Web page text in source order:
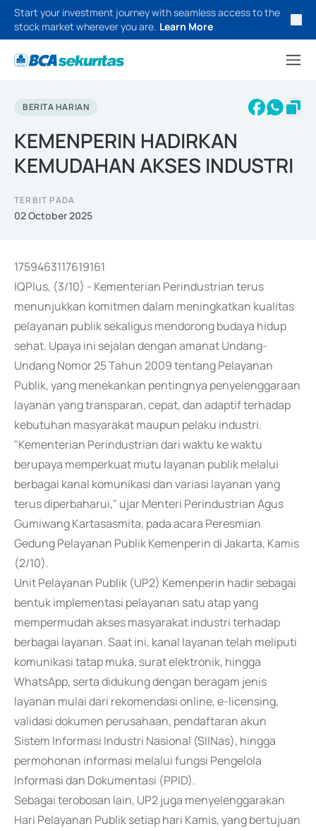
Start your investment journey with seamless access to the
stock market wherever you are. Learn More
BERITA HARIAN
KEMENPERIN HADIRKAN
KEMUDAHAN AKSES INDUSTRI
TERBIT PADA
02 October 2025
1759463117619161
IQPlus, (3/10) - Kementerian Perindustrian terus
menunjukkan komitmen dalam meningkatkan kualitas
pelayanan publik sekaligus mendorong budaya hidup
sehat. Upaya ini sejalan dengan amanat Undang-
Undang Nomor 25 Tahun 2009 tentang Pelayanan
Publik, yang menekankan pentingnya penyelenggaraan
layanan yang transparan, cepat, dan adaptif terhadap
kebutuhan masyarakat maupun pelaku industri.
"Kementerian Perindustrian dari waktu ke waktu
berupaya memperkuat mutu layanan publik melalui
berbagai kanal komunikasi dan variasi layanan yang
terus diperbaharui," ujar Menteri Perindustrian Agus
Gumiwang Kartasasmita, pada acara Peresmian
Gedung Pelayanan Publik Kemenperin di Jakarta, Kamis
(2/10).
Unit Pelayanan Publik (UP2) Kemenperin hadir sebagai
bentuk implementasi pelayanan satu atap yang
mempermudah akses masyarakat industri terhadap
berbagai layanan. Saat ini, kanal layanan telah meliputi
komunikasi tatap muka, surat elektronik, hingga
WhatsApp, serta didukung dengan beragam jenis
layanan mulai dari rekomendasi online, e-licensing,
validasi dokumen perusahaan, pendaftaran akun
Sistem Informasi Industri Nasional (SIINas), hingga
permohonan informasi melalui fungsi Pengelola
Informasi dan Dokumentasi (PPID).
Sebagai terobosan lain, UP2 juga menyelenggarakan
Hari Pelayanan Publik setiap hari Kamis, yang bertujuan